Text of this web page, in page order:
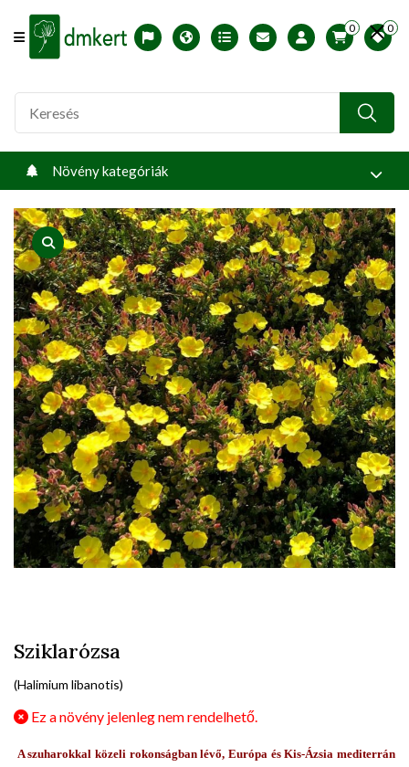
Offcanvas Menu Open
English version
Télállósági zónák
Nyomtatható ABC árjegyzék
Profilom
0 0
Növény kategóriák
product view
Sziklarózsa
(Halimium libanotis)
Ez a növény jelenleg nem rendelhető.
A szuharokkal közeli rokonságban lévő, Európa és Kis-Ázsia mediterrán